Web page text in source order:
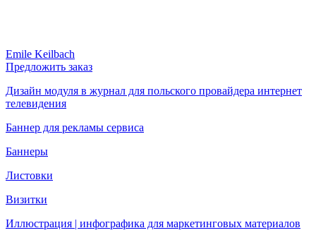
Emile Keilbach
Предложить заказ
Дизайн модуля в журнал для польского провайдера интернет
телевидения
Баннер для рекламы сервиса
Баннеры
Листовки
Визитки
Иллюстрация | инфографика для маркетинговых материалов